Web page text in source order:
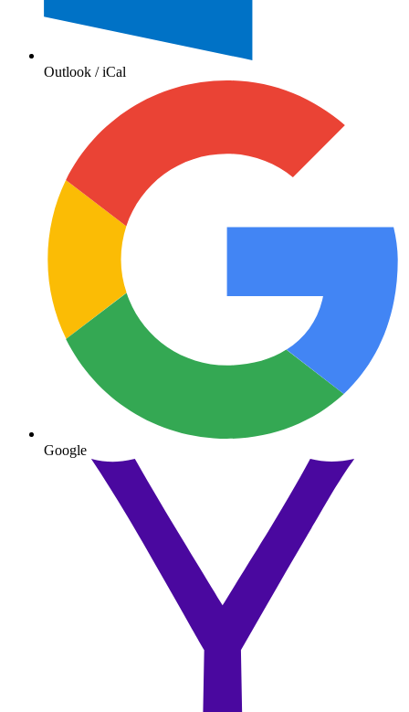
Outlook / iCal
Google